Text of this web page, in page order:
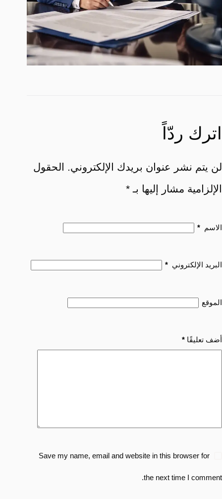
اترك ردّاً
لن يتم نشر عنوان بريدك الإلكتروني.
الحقول
الإلزامية مشار إليها بـ *
الاسم *
البريد الإلكتروني *
الموقع
أضف تعليقًا *
Save my name, email and website in this browser for
the next time I comment.